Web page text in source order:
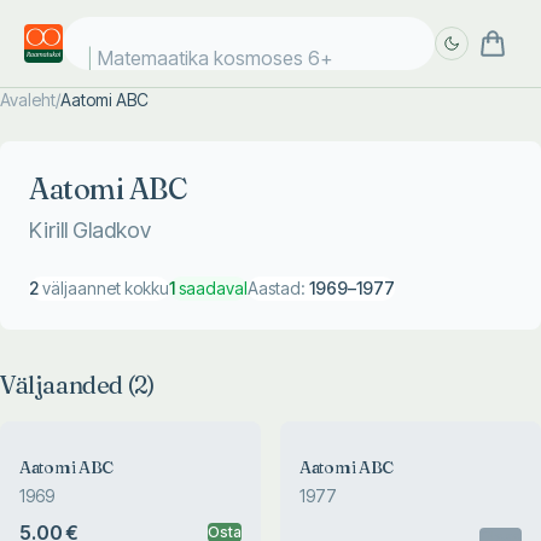
Matemaatika kosmoses 6+
Avaleht/Aatomi ABC
Aatomi ABC
Kirill Gladkov
2väljaannet kokku1saadavalAastad: 1969–1977
Väljaanded (2)
Aatomi ABC
1969
5.00 € Osta
Aatomi ABC
1977